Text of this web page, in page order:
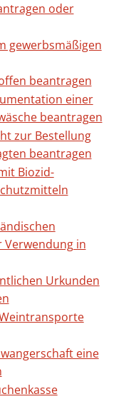
oder
gewerbsmäßigen
beantragen
einer
beantragen
zur Bestellung
beantragen
Biozid-
in
Urkunden
eine